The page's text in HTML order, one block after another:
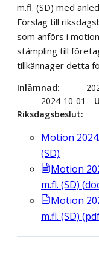
m.fl. (SD) med
Förslag till
som anförs i
stämpling till
tillkännager detta
Inlämnad
2024-10-01
Riksdagsbeslut
Motion
(SD)
Motion
m.fl. (SD) (
Motion
m.fl. (SD) (